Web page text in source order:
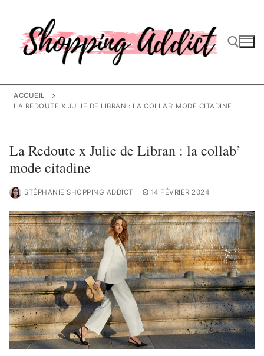
contenu
ACCUEIL
LA REDOUTE X JULIE DE LIBRAN : LA COLLAB’ MODE CITADINE
La Redoute x Julie de Libran : la collab’
mode citadine
STÉPHANIE SHOPPING ADDICT 14 FÉVRIER 2024